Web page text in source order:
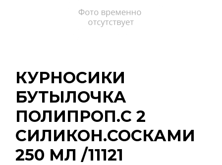
КУРНОСИКИ
БУТЫЛОЧКА
ПОЛИПРОП.С 2
СИЛИКОН.СОСКАМИ
250 МЛ /11121